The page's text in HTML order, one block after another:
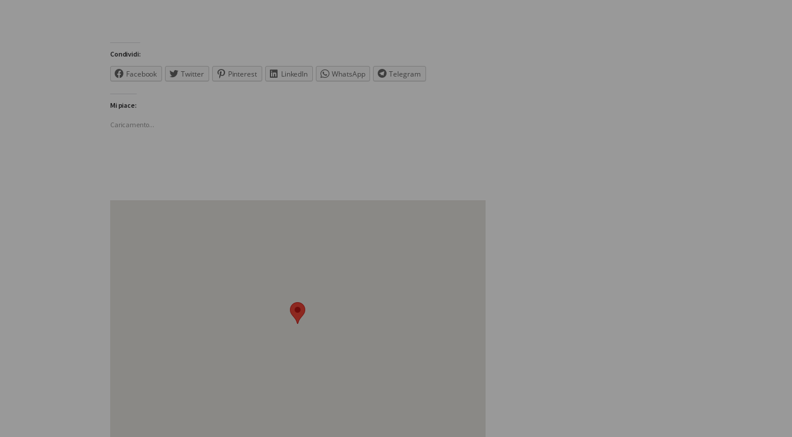
Condividi:
Facebook Twitter Pinterest LinkedIn WhatsApp Telegram
Mi piace:
Caricamento...